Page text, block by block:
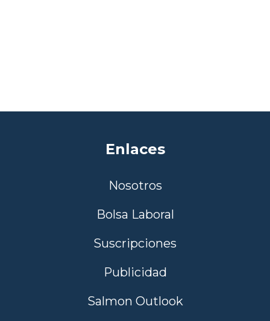
Enlaces
Nosotros
Bolsa Laboral
Suscripciones
Publicidad
Salmon Outlook